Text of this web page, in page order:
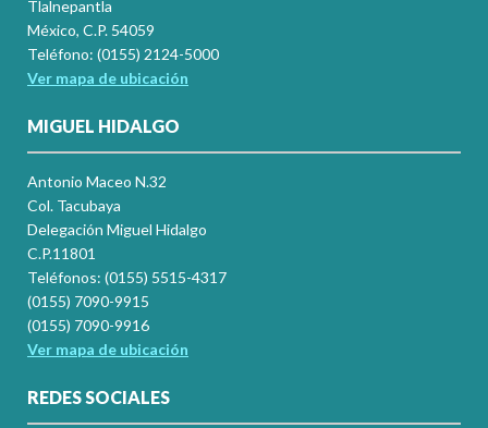
Tlalnepantla
México, C.P. 54059
Teléfono: (0155) 2124-5000
Ver mapa de ubicación
MIGUEL HIDALGO
Antonio Maceo N.32
Col. Tacubaya
Delegación Miguel Hidalgo
C.P.11801
Teléfonos: (0155) 5515-4317
(0155) 7090-9915
(0155) 7090-9916
Ver mapa de ubicación
REDES SOCIALES